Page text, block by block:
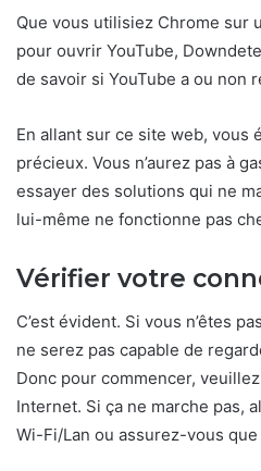
Que vous utilisiez Chrome sur
pour ouvrir YouTube,
de savoir si YouTube a ou non
En allant sur ce site web, vous
précieux. Vous n’aurez pas à
essayer des solutions qui ne
lui-même ne fonctionne pas
Vérifier votre
C’est évident. Si vous n’êtes
ne serez pas capable de
Donc pour commencer,
Internet. Si ça ne marche pas,
Wi-Fi/Lan ou assurez-vous